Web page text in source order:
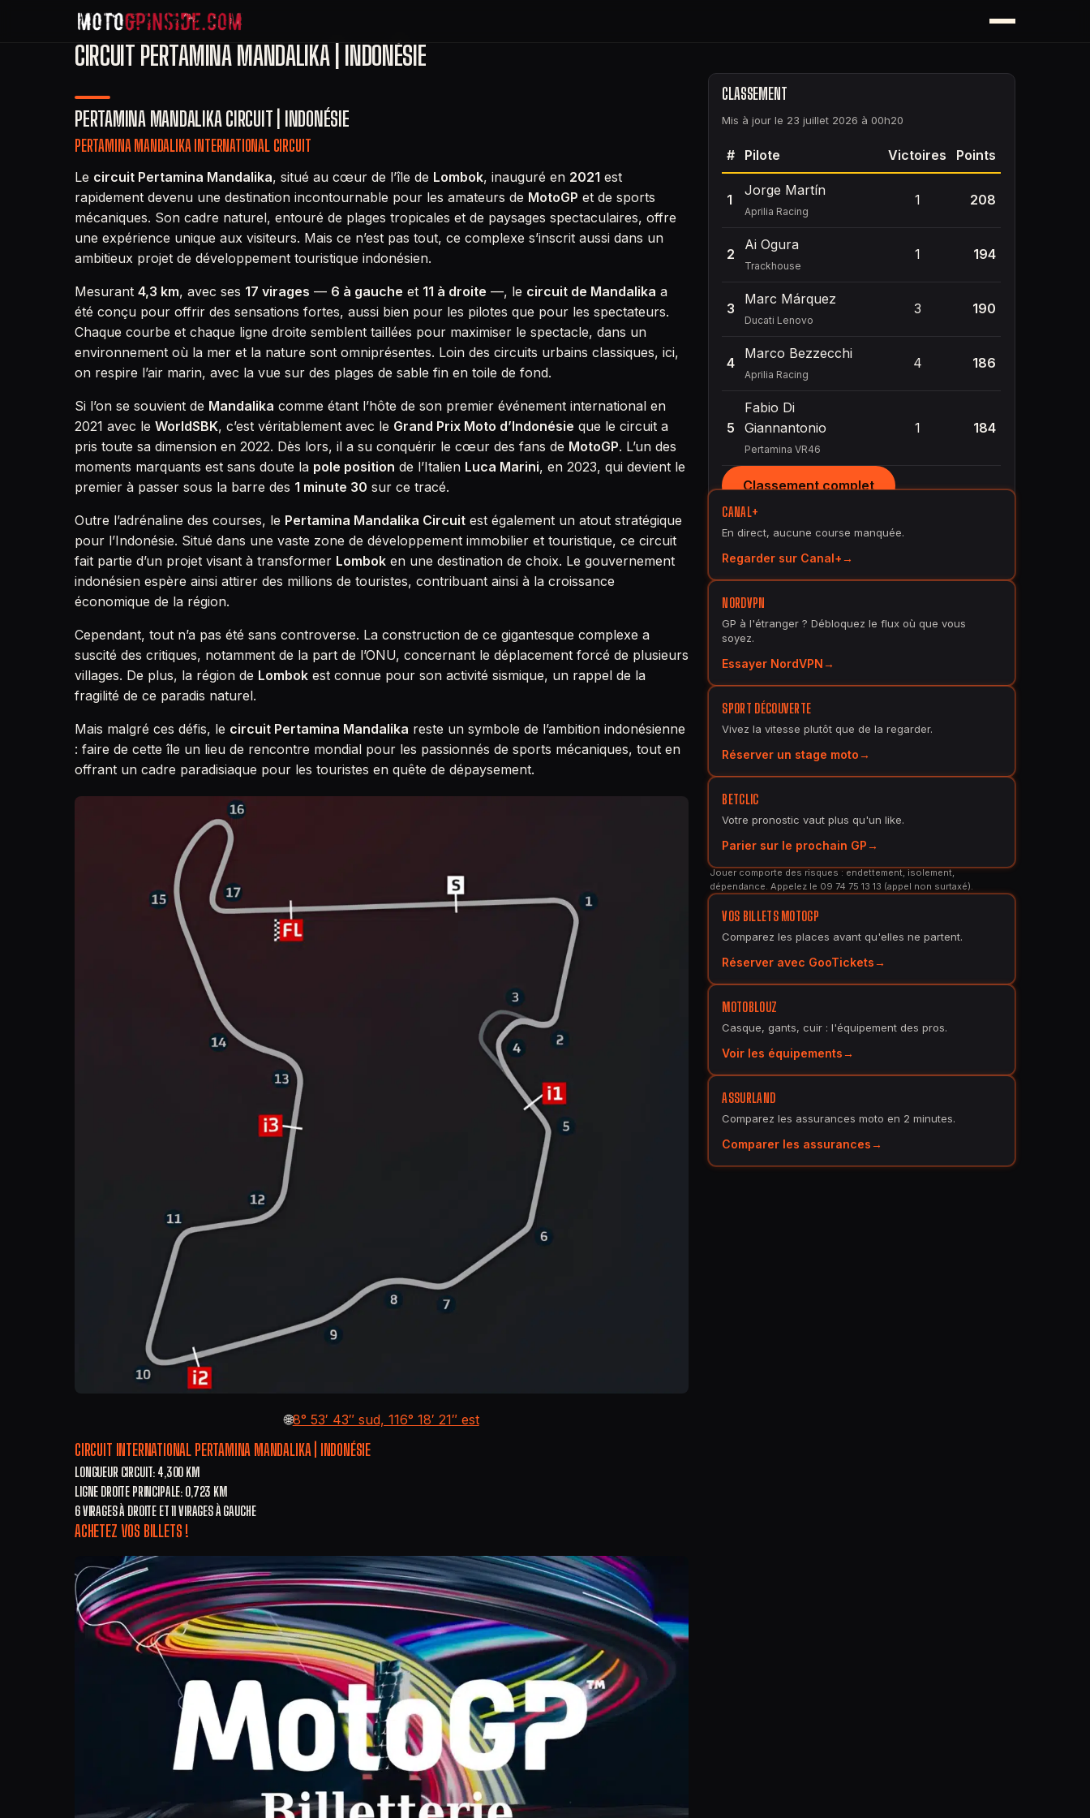
CIRCUIT PERTAMINA MANDALIKA | INDONÉSIE
PERTAMINA MANDALIKA CIRCUIT | INDONÉSIE
PERTAMINA MANDALIKA INTERNATIONAL CIRCUIT
Le circuit Pertamina Mandalika, situé au cœur de l’île de Lombok, inauguré en 2021 est
rapidement devenu une destination incontournable pour les amateurs de MotoGP et de sports
mécaniques. Son cadre naturel, entouré de plages tropicales et de paysages spectaculaires, offre
une expérience unique aux visiteurs. Mais ce n’est pas tout, ce complexe s’inscrit aussi dans un
ambitieux projet de développement touristique indonésien.
Mesurant 4,3 km, avec ses 17 virages — 6 à gauche et 11 à droite —, le circuit de Mandalika a
été conçu pour offrir des sensations fortes, aussi bien pour les pilotes que pour les spectateurs.
Chaque courbe et chaque ligne droite semblent taillées pour maximiser le spectacle, dans un
environnement où la mer et la nature sont omniprésentes. Loin des circuits urbains classiques, ici,
on respire l’air marin, avec la vue sur des plages de sable fin en toile de fond.
Si l’on se souvient de Mandalika comme étant l’hôte de son premier événement international en
2021 avec le WorldSBK, c’est véritablement avec le Grand Prix Moto d’Indonésie que le circuit a
pris toute sa dimension en 2022. Dès lors, il a su conquérir le cœur des fans de MotoGP. L’un des
moments marquants est sans doute la pole position de l’Italien Luca Marini, en 2023, qui devient le
premier à passer sous la barre des 1 minute 30 sur ce tracé.
Outre l’adrénaline des courses, le Pertamina Mandalika Circuit est également un atout stratégique
pour l’Indonésie. Situé dans une vaste zone de développement immobilier et touristique, ce circuit
fait partie d’un projet visant à transformer Lombok en une destination de choix. Le gouvernement
indonésien espère ainsi attirer des millions de touristes, contribuant ainsi à la croissance
économique de la région.
Cependant, tout n’a pas été sans controverse. La construction de ce gigantesque complexe a
suscité des critiques, notamment de la part de l’ONU, concernant le déplacement forcé de plusieurs
villages. De plus, la région de Lombok est connue pour son activité sismique, un rappel de la
fragilité de ce paradis naturel.
Mais malgré ces défis, le circuit Pertamina Mandalika reste un symbole de l’ambition indonésienne
: faire de cette île un lieu de rencontre mondial pour les passionnés de sports mécaniques, tout en
offrant un cadre paradisiaque pour les touristes en quête de dépaysement.
🌐8° 53′ 43″ sud, 116° 18′ 21″ est
CIRCUIT INTERNATIONAL PERTAMINA MANDALIKA | INDONÉSIE
LONGUEUR CIRCUIT: 4,300 KM
LIGNE DROITE PRINCIPALE: 0,723 KM
6 VIRAGES À DROITE ET 11 VIRAGES À GAUCHE
ACHETEZ VOS BILLETS !
CLASSEMENT
Mis à jour le 23 juillet 2026 à 00h20
# Pilote Victoires Points
1
Jorge Martín
Aprilia Racing
1 208
2
Ai Ogura
Trackhouse
1 194
3
Marc Márquez
Ducati Lenovo
3 190
4
Marco Bezzecchi
Aprilia Racing
4 186
5
Fabio Di
Giannantonio
Pertamina VR46
1 184
Classement complet
CANAL+
En direct, aucune course manquée.
Regarder sur Canal+
NORDVPN
GP à l'étranger ? Débloquez le flux où que vous
soyez.
Essayer NordVPN
SPORT DÉCOUVERTE
Vivez la vitesse plutôt que de la regarder.
Réserver un stage moto
BETCLIC
Votre pronostic vaut plus qu'un like.
Parier sur le prochain GP
Jouer comporte des risques : endettement, isolement,
dépendance. Appelez le 09 74 75 13 13 (appel non surtaxé).
VOS BILLETS MOTOGP
Comparez les places avant qu'elles ne partent.
Réserver avec GooTickets
MOTOBLOUZ
Casque, gants, cuir : l'équipement des pros.
Voir les équipements
ASSURLAND
Comparez les assurances moto en 2 minutes.
Comparer les assurances